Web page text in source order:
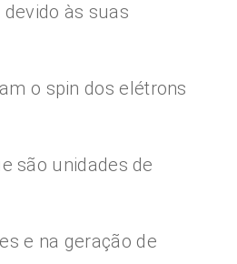
às suas
o spin dos elétrons
são unidades de
e na geração de